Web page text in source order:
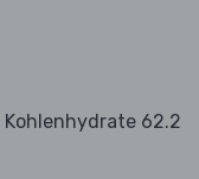
Kohlenhydrate 62.2